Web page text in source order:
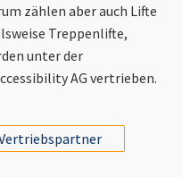
zählen aber auch Lifte
Treppenlifte,
unter der
AG vertrieben.